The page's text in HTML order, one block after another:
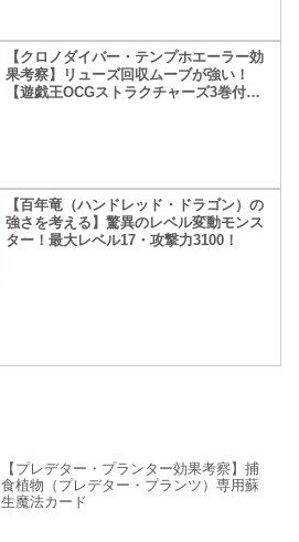
【クロノダイバー・テンプホエーラー効
果考察】リューズ回収ムーブが強い！
【遊戯王OCGストラクチャーズ3巻付録
【百年竜（ハンドレッド・ドラゴン）の
強さを考える】驚異のレベル変動モンス
ター！最大レベル17・攻撃力3100！
【プレデター・プランター効果考察】捕
食植物（プレデター・プランツ）専用蘇
生魔法カード